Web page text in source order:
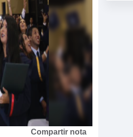
Compartir nota